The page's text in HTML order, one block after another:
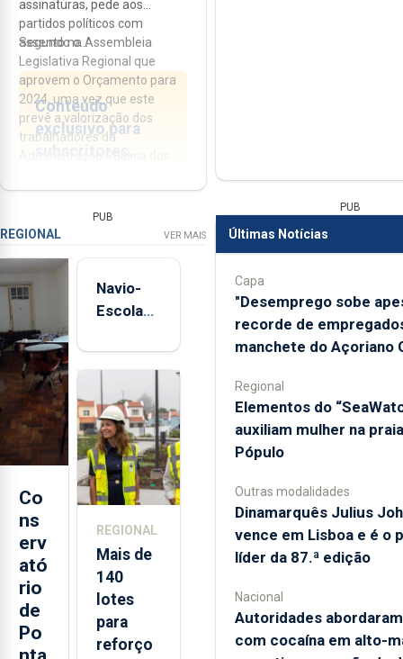
assinaturas, pede aos
partidos políticos com
assento na Assembleia
Legislativa Regional que
aprovem o Orçamento para
2024, uma vez que este
prevê a valorização dos
trabalhadores da
Segundo o...
Conteúdo
exclusivo para
subscritores.
custa menos do
Inclui acesso à
totalidade das edições
impressas, em formato
digital, dos jornais e dos
respetivos suplementos
semanais ou da revista.
ASSINE HOJE
Já sou assinante
PUB
REGIONAL VER MAIS
Co
ns
erv
ató
rio
de
Po
Navio-
Escola
está de
aos
Açores
REGIONAL
Mais de
140
lotes
para
reforço
PUB
Últimas Notícias
Capa
"Desemprego sobe
recorde de
manchete do Açoriano
Regional
​Elementos do
auxiliam mulher na
Pópulo
Outras modalidades
Dinamarquês Julius
vence em Lisboa e é o
líder da 87.ª edição
Nacional
Autoridades
com cocaína em alto-